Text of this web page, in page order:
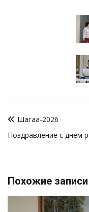
по
записям
Шагаа-2026
Поздравление с днем
Похожие записи